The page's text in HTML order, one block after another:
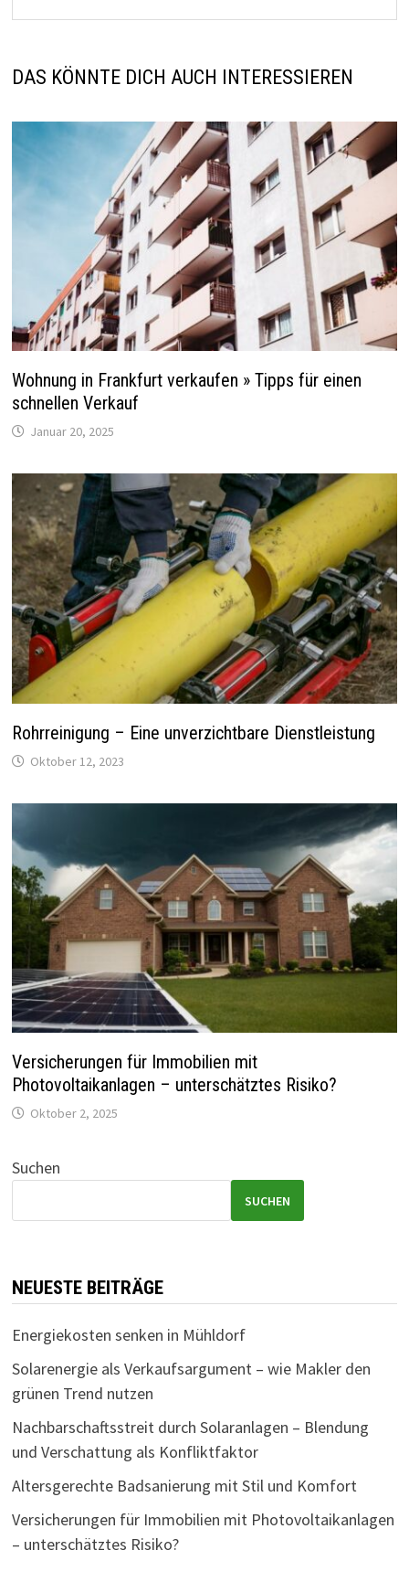
DAS KÖNNTE DICH AUCH INTERESSIEREN
Wohnung in Frankfurt verkaufen » Tipps für einen
schnellen Verkauf
Januar 20, 2025
Rohrreinigung – Eine unverzichtbare Dienstleistung
Oktober 12, 2023
Versicherungen für Immobilien mit
Photovoltaikanlagen – unterschätztes Risiko?
Oktober 2, 2025
Suchen
SUCHEN
NEUESTE BEITRÄGE
Energiekosten senken in Mühldorf
Solarenergie als Verkaufsargument – wie Makler den
grünen Trend nutzen
Nachbarschaftsstreit durch Solaranlagen – Blendung
und Verschattung als Konfliktfaktor
Altersgerechte Badsanierung mit Stil und Komfort
Versicherungen für Immobilien mit Photovoltaikanlagen
– unterschätztes Risiko?